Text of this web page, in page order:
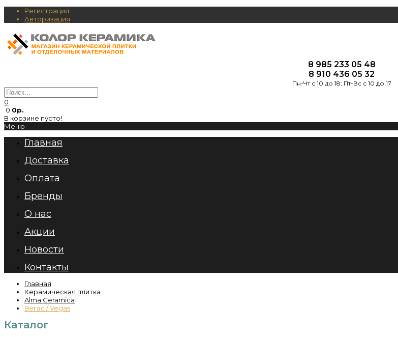
Регистрация
Авторизация
8 985 233 05 48
8 910 436 05 32
Пн-Чт с 10 до 18; Пт-Вс с 10 до 17
0
0 0р.
В корзине пусто!
Меню
Главная
Доставка
Оплата
Бренды
О нас
Акции
Новости
Контакты
Главная
Керамическая плитка
Alma Ceramica
Вегас / Vegas
Каталог